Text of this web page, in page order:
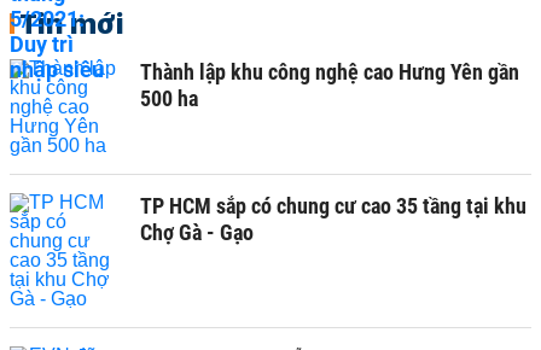
Tin mới
Thành lập khu công nghệ cao Hưng Yên gần
500 ha
TP HCM sắp có chung cư cao 35 tầng tại khu
Chợ Gà - Gạo